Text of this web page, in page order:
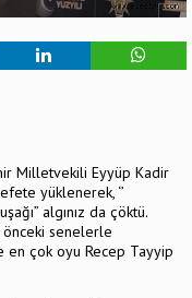
Milletvekili Eyyüp Kadir
yüklenerek, ‘’
algınız da çöktü.
önceki senelerle
en çok oyu Recep Tayyip